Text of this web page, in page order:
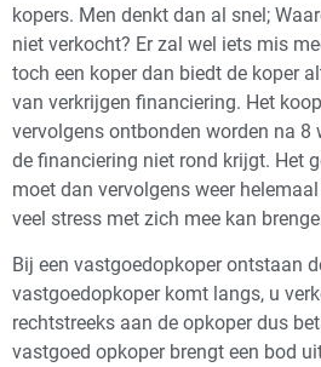
kopers. Men denkt dan al snel;
niet verkocht? Er zal wel iets mis
toch een koper dan biedt de koper
van verkrijgen financiering. Het
vervolgens ontbonden worden na 8
de financiering niet rond krijgt. Het
moet dan vervolgens weer
veel stress met zich mee kan
Bij een vastgoedopkoper ontstaan
vastgoedopkoper komt langs, u
rechtstreeks aan de opkoper dus
vastgoed opkoper brengt een bod